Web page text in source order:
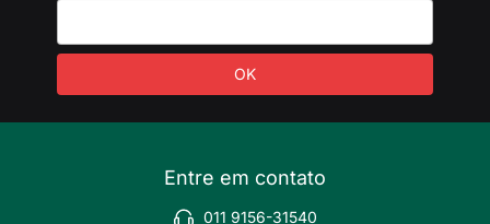
Entre em contato
011 9156-31540